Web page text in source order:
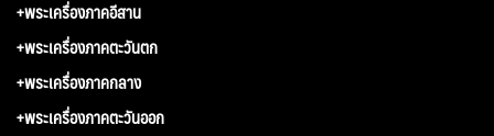
+พระเครื่องภาคอีสาน
+พระเครื่องภาคตะวันตก
+พระเครื่องภาคกลาง
+พระเครื่องภาคตะวันออก